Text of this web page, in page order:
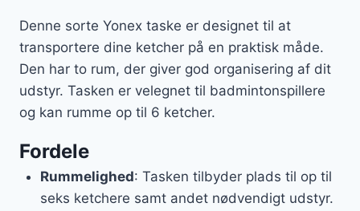
Denne sorte Yonex taske er designet til at
transportere dine ketcher på en praktisk måde.
Den har to rum, der giver god organisering af dit
udstyr. Tasken er velegnet til badmintonspillere
og kan rumme op til 6 ketcher.
Fordele
Rummelighed: Tasken tilbyder plads til op til
seks ketchere samt andet nødvendigt udstyr.